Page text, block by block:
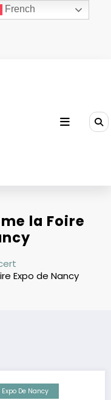
AM
la Foire
Expo de Nancy
Expo De Nancy
French